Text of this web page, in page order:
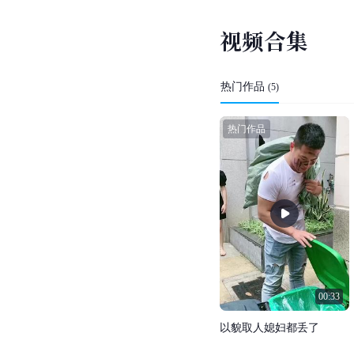
视频合集
热门作品 (5)
00:33
热门作品
以貌取 人媳妇都丢了